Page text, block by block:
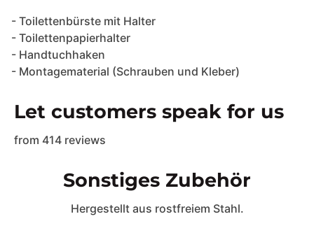
- Toilettenbürste mit Halter
- Toilettenpapierhalter
- Handtuchhaken
- Montagematerial (Schrauben und Kleber)
Let customers speak for us
from 414 reviews
Sonstiges Zubehör
Hergestellt aus rostfreiem Stahl.